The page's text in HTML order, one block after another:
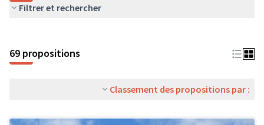
Filtrer et rechercher
69 propositions
Classement des propositions par :